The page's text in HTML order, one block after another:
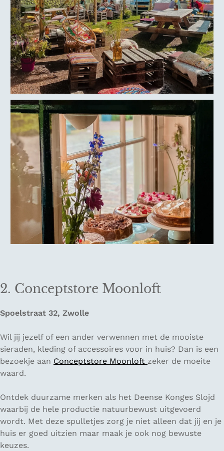
2. Conceptstore Moonloft
Spoelstraat 32, Zwolle
Wil jij jezelf of een ander verwennen met de mooiste
sieraden, kleding of accessoires voor in huis? Dan is een
bezoekje aan Conceptstore Moonloft zeker de moeite
waard.
Ontdek duurzame merken als het Deense Konges Slojd
waarbij de hele productie natuurbewust uitgevoerd
wordt. Met deze spulletjes zorg je niet alleen dat jij en je
huis er goed uitzien maar maak je ook nog bewuste
keuzes.